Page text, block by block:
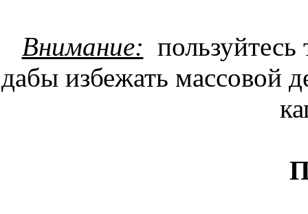
Внимание:
дабы избежать массовой